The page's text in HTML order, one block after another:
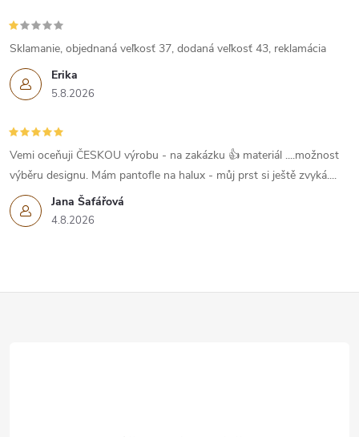
Erika
5.8.2026
Sklamanie, objednaná veľkosť 37, dodaná veľkosť 43, reklamácia
Jana Šafářová
4.8.2026
Vemi oceňuji ČESKOU výrobu - na zakázku 👍 materiál ....možnost
výběru designu. Mám pantofle na halux - můj prst si ještě zvyká....